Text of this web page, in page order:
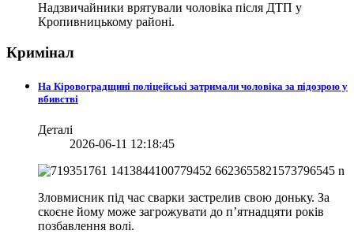
Надзвичайники врятували чоловіка після ДТП у
Кропивницькому районі.
Кримінал
На Кіровоградщині поліцейські затримали чоловіка за підозрою у
вбивстві
Деталі
2026-06-11 12:18:45
Зловмисник під час сварки застрелив свою доньку. За
скоєне йому може загрожувати до п’ятнадцяти років
позбавлення волі.